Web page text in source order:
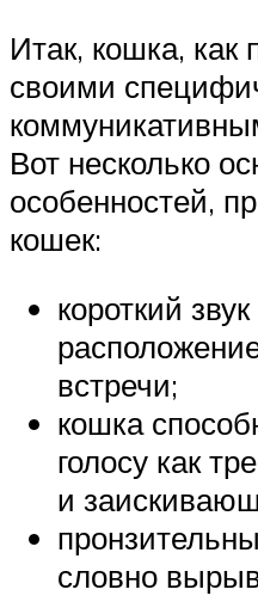
Итак, кошка, как
своими
Вот несколько
особенностей,
кошек:
короткий
встречи;
кошка
голосу как
и
словно